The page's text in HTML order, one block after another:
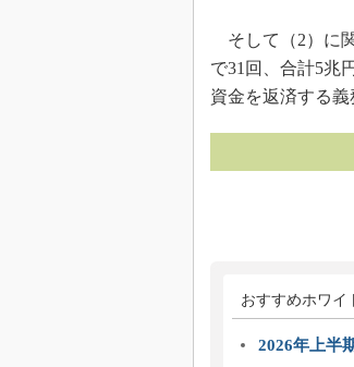
そして（2）に
で31回、合計5兆
資金を返済する義
おすすめホワイ
2026年上半